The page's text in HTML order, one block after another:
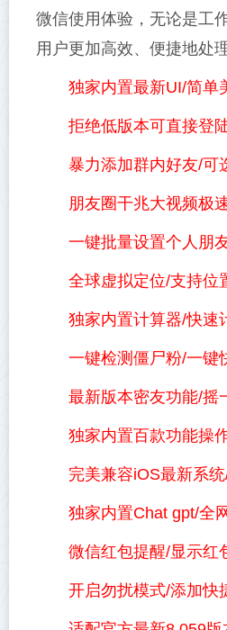
微信使用体验，无论是工
用户更加高效、便捷地处
独家内置最新UI/简单
拒绝低版本可直接登
暴力添加群内好友/可
朋友圈干兆大视频极
一键批量设置个人朋
全球虚拟定位/支持位
独家内置计算器/快速
一键检测僵尸粉/一键
最新版本密友功能/摇
独家内置百款功能操
完美兼容iOS最新系统
独家内置Chat gpt/全
微信红包提醒/显示红
开启勿扰模式/添加快